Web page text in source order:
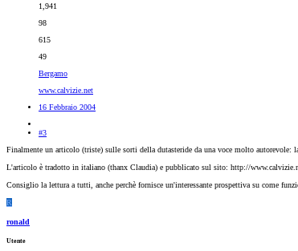
1,941
98
615
49
Bergamo
www.calvizie.net
16 Febbraio 2004
#3
Finalmente un articolo (triste) sulle sorti della dutasteride da una voce molto autorevole: la
L'articolo è tradotto in italiano (thanx Claudia) e pubblicato sul sito: http://
Consiglio la lettura a tutti, anche perchè fornisce un'interessante prospettiva su come
R
ronald
Utente